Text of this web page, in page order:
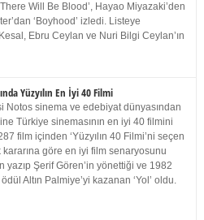
Will Be Blood’, Hayao Miyazaki’den
‘Boyhood’ izledi. Listeye
Ebru Ceylan ve Nuri Bilgi Ceylan’ın
Yüzyılın En İyi 40 Filmi
Notos sinema ve edebiyat dünyasından
Türkiye sinemasının en iyi 40 filmini
film içinden ‘Yüzyılın 40 Filmi’ni seçen
kararına göre en iyi film senaryosunu
yazıp Şerif Gören’in yönettiği ve 1982
Altın Palmiye’yi kazanan ‘Yol’ oldu.